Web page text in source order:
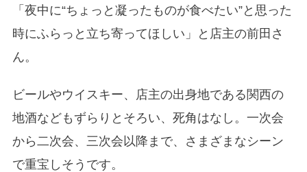
「夜中に“ちょっと凝ったものが食べたい”と思った
時にふらっと立ち寄ってほしい」と店主の前田さ
ん。
ビールやウイスキー、店主の出身地である関西の
地酒などもずらりとそろい、死角はなし。一次会
から二次会、三次会以降まで、さまざまなシーン
で重宝しそうです。